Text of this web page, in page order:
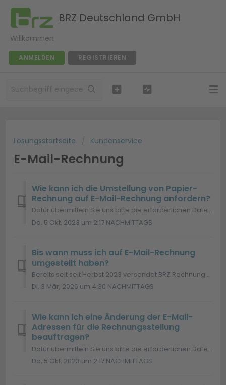
BRZ Deutschland GmbH
Willkommen
ANMELDEN REGISTRIEREN
Lösungsstartseite Kundenservice
E-Mail-Rechnung
Wie kann ich die Umstellung von Papier-
Rechnung auf E-Mail-Rechnung anfordern?
Dafür übermitteln Sie uns bitte die erforderlichen Daten mit dem entsprechenden Web-Formular: Direktlink Wichtiger Hinweis: Im Rahmen der ggf. vorliege...
Do, 5 Okt, 2023 um 2:17 NACHMITTAGS
Bis wann muss ich auf E-Mail-Rechnung
umgestellt haben?
Bereits seit seit Herbst 2023 versendet BRZ Rechnungen konsequent per E-Mail. Noch nicht umgestellt? Ihre Erstregistrierung und Umstellung von Papier-Rechn...
Di, 3 Mär, 2026 um 4:30 NACHMITTAGS
Wie kann ich eine Änderung der E-Mail-
Adressen für die Rechnungsstellung
beauftragen?
Dafür übermitteln Sie uns bitte die erforderlichen Daten mit dem entsprechenden Web-Formular: Direktlink Wichtiger Hinweis: Im Rahmen der ggf. vorliege...
Do, 5 Okt, 2023 um 2:17 NACHMITTAGS